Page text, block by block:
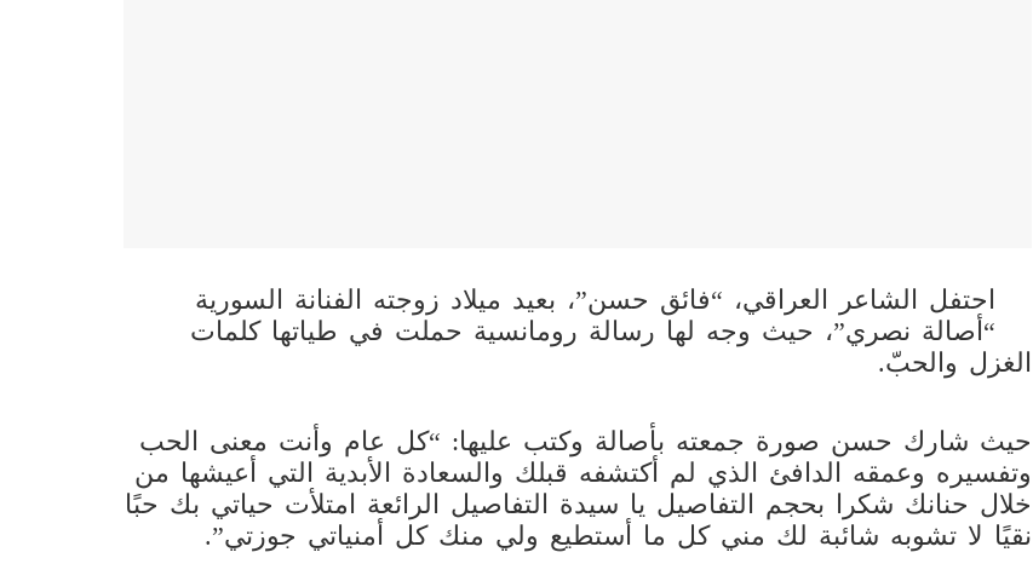
احتفل الشاعر العراقي، “فائق حسن”، بعيد ميلاد زوجته الفنانة السورية
“أصالة نصري”، حيث وجه لها رسالة رومانسية حملت في طياتها كلمات
الغزل والحبّ.
حيث شارك حسن صورة جمعته بأصالة وكتب عليها: “كل عام وأنت معنى الحب
وتفسيره وعمقه الدافئ الذي لم أكتشفه قبلك والسعادة الأبدية التي أعيشها من
خلال حنانك شكرا بحجم التفاصيل يا سيدة التفاصيل الرائعة امتلأت حياتي بك حبًا
نقيًا لا تشوبه شائبة لك مني كل ما أستطيع ولي منك كل أمنياتي جوزتي”.